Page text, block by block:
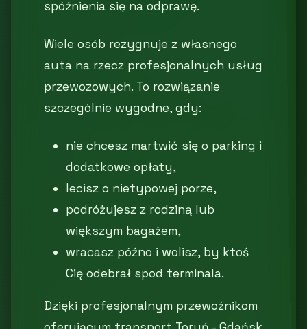
spóźnienia się na odprawę.
Wiele osób rezygnuje z własnego
auta na rzecz profesjonalnych usług
przewozowych. To rozwiązanie
szczególnie wygodne, gdy:
nie chcesz martwić się o parking i
dodatkowe opłaty,
lecisz o nietypowej porze,
podróżujesz z rodziną lub
większym bagażem,
wracasz późno i wolisz, by ktoś
Cię odebrał spod terminala.
Dzięki profesjonalnym przewoźnikom